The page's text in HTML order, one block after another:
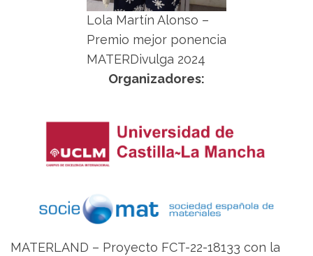
Lola Martín Alonso –
Premio mejor ponencia
MATERDivulga 2024
Organizadores:
MATERLAND – Proyecto FCT-22-18133 con la